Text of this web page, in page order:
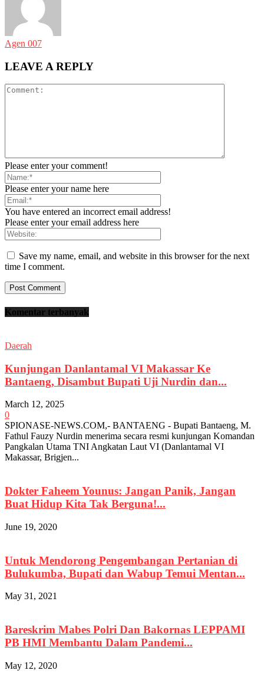
Agen 007
LEAVE A REPLY
Please enter your comment!
Please enter your name here
You have entered an incorrect email address!
Please enter your email address here
Save my name, email, and website in this browser for the next
time I comment.
Komentar terbanyak
Daerah
Kunjungan Danlantamal VI Makassar Ke
Bantaeng, Disambut Bupati Uji Nurdin dan...
March 12, 2025
0
SPIONASE-NEWS.COM,- BANTAENG - Bupati Bantaeng, M.
Fathul Fauzy Nurdin menerima secara resmi kunjungan Komandan
Pangkalan Utama TNI Angkatan Laut VI (Danlantamal VI
Makassar, Brigjen...
Dokter Faheem Younus: Jangan Panik, Jangan
Buat Hidup Kita Tak Berguna!...
June 19, 2020
Untuk Mendorong Pengembangan Pertanian di
Bulukumba, Bupati dan Wabup Temui Mentan...
May 31, 2021
Bareskrim Mabes Polri Dan Bakornas LEPPAMI
PB HMI Membantu Dalam Pandemi...
May 12, 2020